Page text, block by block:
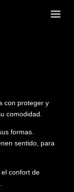
con proteger y
comodidad.
formas.
sentido, para
confort de